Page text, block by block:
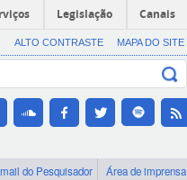
Legislação Canais
ALTO CONTRASTE MAPA DO SITE
do Pesquisador Área de imprensa